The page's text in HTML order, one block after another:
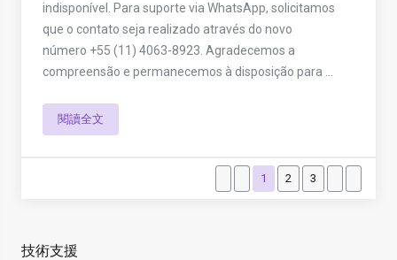
技術支援
indisponível. Para suporte via WhatsApp, solicitamos
que o contato seja realizado através do novo
número +55 (11) 4063-8923. Agradecemos a
compreensão e permanecemos à disposição para ...
閱讀全文
1 2 3